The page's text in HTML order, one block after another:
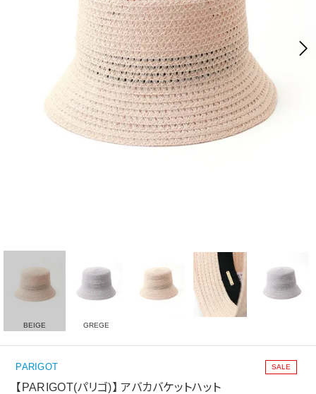
BEIGE GREGE
PARIGOT
【PARIGOT(パリゴ)】 アバカバケットハット
SALE